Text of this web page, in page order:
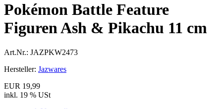
Pokémon Battle Feature
Figuren Ash & Pikachu 11 cm
Art.Nr.: JAZPKW2473
Hersteller: Jazwares
EUR 19,99
inkl. 19 % USt